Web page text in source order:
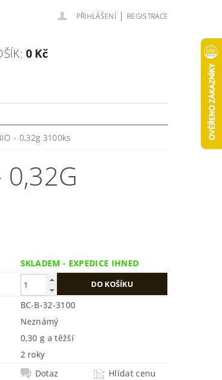
PŘIHLÁŠENÍ | REGISTRACE
0 Kč
- 0,32g 3100ks
0,32G
SKLADEM - EXPEDICE IHNED
BC-B-32-3100
Neznámý
0,30 g a těžší
2 roky
Dotaz
Hlídat cenu